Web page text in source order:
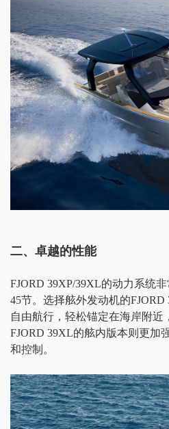
二、卓越的性能
FJORD 39XP/39XL的动力系统
45节。选择舷外发动机的
自由航行，轻松锚定在海岸附近
FJORD 39XL的舷内版本则更加
和控制。